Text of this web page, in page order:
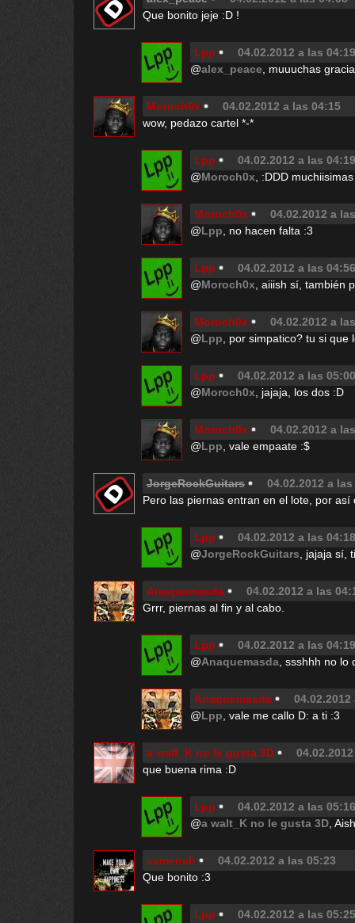
Que bonito jeje :D !
Lpp
04.02.2012 a las 04:19
@alex_peace , muuuchas
Moroch0x
04.02.2012 a las 04:15
wow, pedazo cartel *-*
Lpp
04.02.2012 a las 04:19
@Moroch0x , :DDD
Moroch0x
04.02.2012 a
@Lpp , no hacen falta :3
Lpp
04.02.2012 a las 04:56
@Moroch0x , aiiish sí, también
Moroch0x
04.02.2012 a
@Lpp , por simpatico? tu si que
Lpp
04.02.2012 a las 05:00
@Moroch0x , jajaja, los dos :D
Moroch0x
04.02.2012 a
@Lpp , vale empaate :$
JorgeRockGuitars
04.02.2012 a
Pero las piernas entran en el lote, por así
Lpp
04.02.2012 a las 04:18
@JorgeRockGuitars , jajaja sí,
Anaquemasda
04.02.2012 a las
Grrr, piernas al fin y al cabo.
Lpp
04.02.2012 a las 04:19
@Anaquemasda , ssshhh no
Anaquemasda
@Lpp , vale me callo D: a ti :3
a walt_K no le gusta 3D
que buena rima :D
Lpp
04.02.2012 a las 05:16
@a walt_K no le gusta 3D ,
camench
04.02.2012 a las 05:23
Que bonito :3
Lpp 04.02.2012 a las 05:25